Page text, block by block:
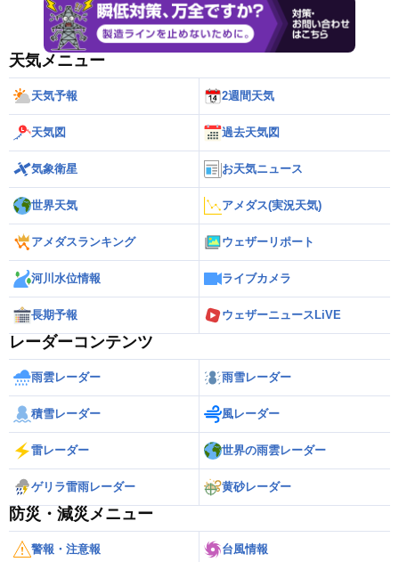
天気メニュー
天気予報 2週間天気
天気図 過去天気図
気象衛星 お天気ニュース
世界天気 アメダス(実況天気)
アメダスランキング ウェザーリポート
河川水位情報 ライブカメラ
長期予報 ウェザーニュースLiVE
レーダーコンテンツ
雨雲レーダー 雨雪レーダー
積雪レーダー 風レーダー
雷レーダー 世界の雨雲レーダー
ゲリラ雷雨レーダー 黄砂レーダー
防災・減災メニュー
警報・注意報 台風情報